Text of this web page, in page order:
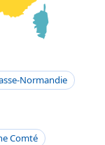
Normandie
Comté